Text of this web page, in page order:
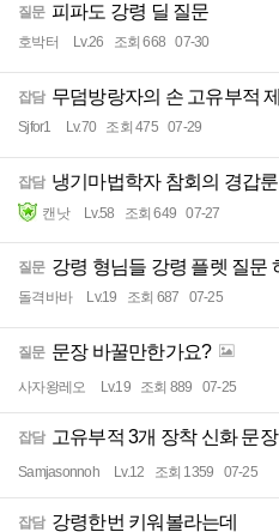
질문 피파도 강령 딜 질문
호박터 Lv.26 조회 668 07-30
잡담 무덤방랑자의 손 고유부적
Sjfor1 Lv.70 조회 475 07-29
잡담 냉기마법학자 참회의 경갑
캔낫 Lv.58 조회 649 07-27
질문 강령 형님들 강령 플렛 질문
돌격바바 Lv.19 조회 687 07-25
질문 문장 바꿀만한가요?
사자왕레오 Lv.19 조회 889 07-25
잡담 고유부적 3개 장착 신화 문
Samjasonnoh Lv.12 조회 1359 07-25
잡담 강령한번 키워볼라는데